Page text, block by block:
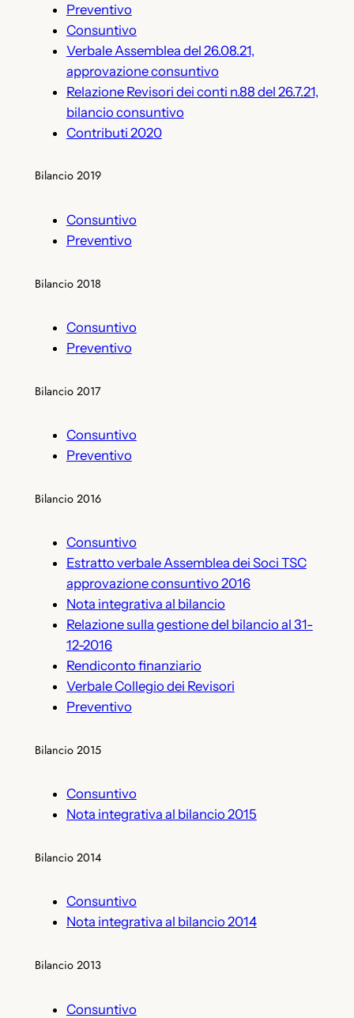
Preventivo
Consuntivo
Verbale Assemblea del 26.08.21,
approvazione consuntivo
Relazione Revisori dei conti n.88 del 26.7.21,
bilancio consuntivo
Contributi 2020
Bilancio 2019
Consuntivo
Preventivo
Bilancio 2018
Consuntivo
Preventivo
Bilancio 2017
Consuntivo
Preventivo
Bilancio 2016
Consuntivo
Estratto verbale Assemblea dei Soci TSC
approvazione consuntivo 2016
Nota integrativa al bilancio
Relazione sulla gestione del bilancio al 31-
12-2016
Rendiconto finanziario
Verbale Collegio dei Revisori
Preventivo
Bilancio 2015
Consuntivo
Nota integrativa al bilancio 2015
Bilancio 2014
Consuntivo
Nota integrativa al bilancio 2014
Bilancio 2013
Consuntivo